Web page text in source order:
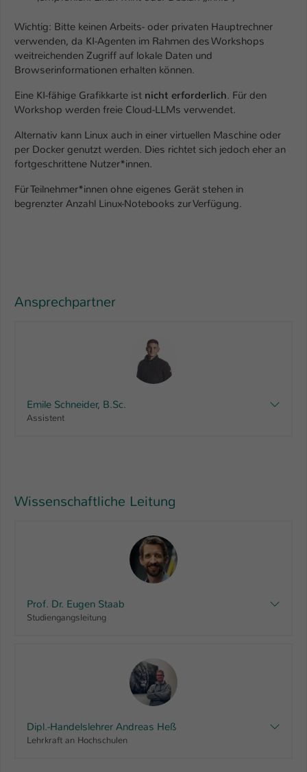
Wichtig: Bitte keinen Arbeits- oder privaten Hauptrechner
verwenden, da KI-Agenten im Rahmen des Workshops
weitreichenden Zugriff auf lokale Daten und
Browserinformationen erhalten können.
Eine KI-fähige Grafikkarte ist nicht erforderlich. Für den
Workshop werden freie Cloud-LLMs verwendet.
Alternativ kann Linux auch in einer virtuellen Maschine oder
per Docker genutzt werden. Dies richtet sich jedoch eher an
fortgeschrittene Nutzer*innen.
Für Teilnehmer*innen ohne eigenes Gerät stehen in
begrenzter Anzahl Linux-Notebooks zur Verfügung.
Ansprechpartner
Emile Schneider, B.Sc.
Assistent
Wissenschaftliche Leitung
Prof. Dr. Eugen Staab
Studiengangsleitung
Dipl.-Handelslehrer Andreas Heß
Lehrkraft an Hochschulen